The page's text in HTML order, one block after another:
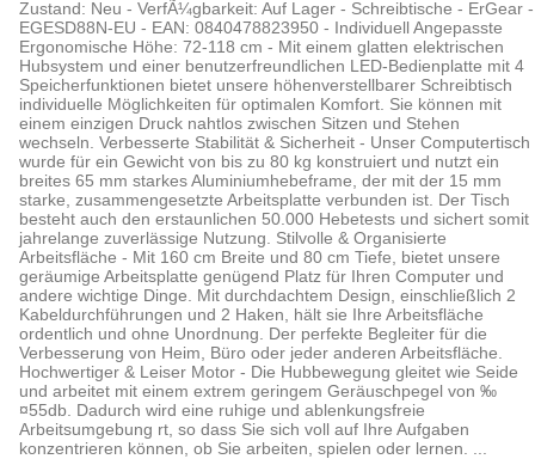
Zustand: Neu - VerfÃ¼gbarkeit: Auf Lager - Schreibtische - ErGear -
EGESD88N-EU - EAN: 0840478823950 - Individuell Angepasste
Ergonomische Höhe: 72-118 cm - Mit einem glatten elektrischen
Hubsystem und einer benutzerfreundlichen LED-Bedienplatte mit 4
Speicherfunktionen bietet unsere höhenverstellbarer Schreibtisch
individuelle Möglichkeiten für optimalen Komfort. Sie können mit
einem einzigen Druck nahtlos zwischen Sitzen und Stehen
wechseln. Verbesserte Stabilität & Sicherheit - Unser Computertisch
wurde für ein Gewicht von bis zu 80 kg konstruiert und nutzt ein
breites 65 mm starkes Aluminiumhebeframe, der mit der 15 mm
starke, zusammengesetzte Arbeitsplatte verbunden ist. Der Tisch
besteht auch den erstaunlichen 50.000 Hebetests und sichert somit
jahrelange zuverlässige Nutzung. Stilvolle & Organisierte
Arbeitsfläche - Mit 160 cm Breite und 80 cm Tiefe, bietet unsere
geräumige Arbeitsplatte genügend Platz für Ihren Computer und
andere wichtige Dinge. Mit durchdachtem Design, einschließlich 2
Kabeldurchführungen und 2 Haken, hält sie Ihre Arbeitsfläche
ordentlich und ohne Unordnung. Der perfekte Begleiter für die
Verbesserung von Heim, Büro oder jeder anderen Arbeitsfläche.
Hochwertiger & Leiser Motor - Die Hubbewegung gleitet wie Seide
und arbeitet mit einem extrem geringem Geräuschpegel von ‰
¤55db. Dadurch wird eine ruhige und ablenkungsfreie
Arbeitsumgebung rt, so dass Sie sich voll auf Ihre Aufgaben
konzentrieren können, ob Sie arbeiten, spielen oder lernen. ...